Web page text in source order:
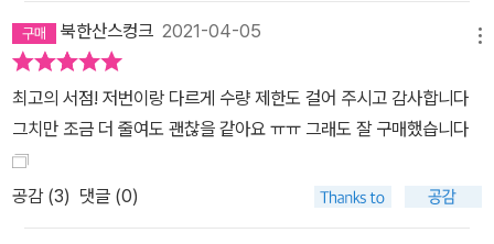
북한산스컹크 2021-04-05
최고의 서점! 저번이랑 다르게 수량 제한도 걸어 주시고 감사합니다
그치만 조금 더 줄여도 괜찮을 같아요 ㅠㅠ 그래도 잘 구매했습니다
공감 (3) 댓글 (0)